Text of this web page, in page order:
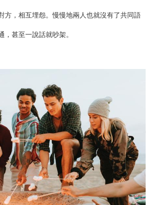
方，相互埋怨。慢慢地兩人也就沒有了共同語
，甚至一說話就吵架。